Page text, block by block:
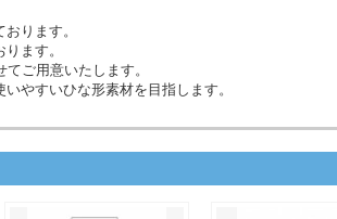
ります。
ます。
ご用意いたします。
やすいひな形素材を目指します。